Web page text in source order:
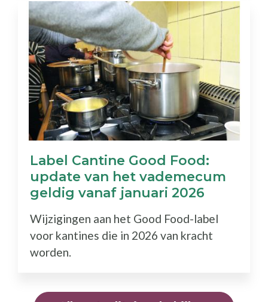
Label Cantine Good Food:
update van het vademecum
geldig vanaf januari 2026
Wijzigingen aan het Good Food-label
voor kantines die in 2026 van kracht
worden.